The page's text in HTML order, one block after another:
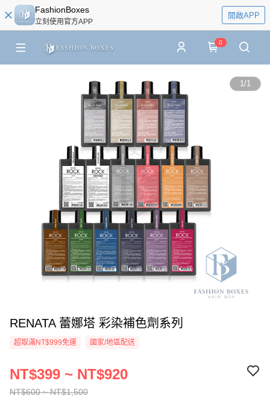
FashionBoxes
立刻使用官方APP
開啟APP
0
1/1
RENATA 蕾娜塔 彩染補色劑系列
超取滿NT$999免運 國家/地區配送
NT$600 ~ NT$1,500
NT$399 ~ NT$920